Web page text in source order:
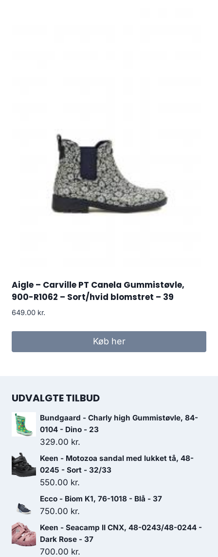
Aigle – Carville PT Canela Gummistøvle,
900-R1062 – Sort/hvid blomstret – 39
649.00 kr.
Køb her
UDVALGTE TILBUD
Bundgaard - Charly high Gummistøvle, 84-
0104 - Dino - 23
329.00 kr.
Keen - Motozoa sandal med lukket tå, 48-
0245 - Sort - 32/33
550.00 kr.
Ecco - Biom K1, 76-1018 - Blå - 37
750.00 kr.
Keen - Seacamp II CNX, 48-0243/48-0244 -
Dark Rose - 37
700.00 kr.